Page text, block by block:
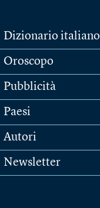
Dizionario italiano
Oroscopo
Pubblicità
Paesi
Autori
Newsletter